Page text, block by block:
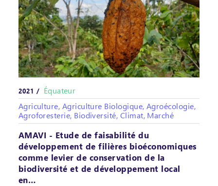
2021 / Équateur
Agriculture, Agriculture Biologique, Agroécologie,
Agroforesterie, Biodiversité, Climat, Marché
AMAVI - Etude de faisabilité du
développement de filières bioéconomiques
comme levier de conservation de la
biodiversité et de développement local
en…